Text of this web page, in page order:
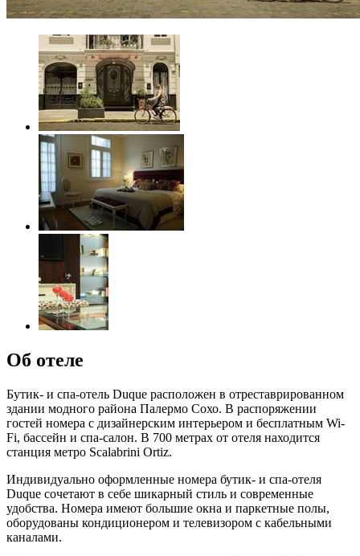
Об отеле
Бутик- и спа-отель Duque расположен в отреставрированном
здании модного района Палермо Сохо. В распоряжении
гостей номера с дизайнерским интерьером и бесплатным Wi-
Fi, бассейн и спа-салон. В 700 метрах от отеля находится
станция метро Scalabrini Ortiz.
Индивидуально оформленные номера бутик- и спа-отеля
Duque сочетают в себе шикарный стиль и современные
удобства. Номера имеют большие окна и паркетные полы,
оборудованы кондиционером и телевизором с кабельными
каналами.